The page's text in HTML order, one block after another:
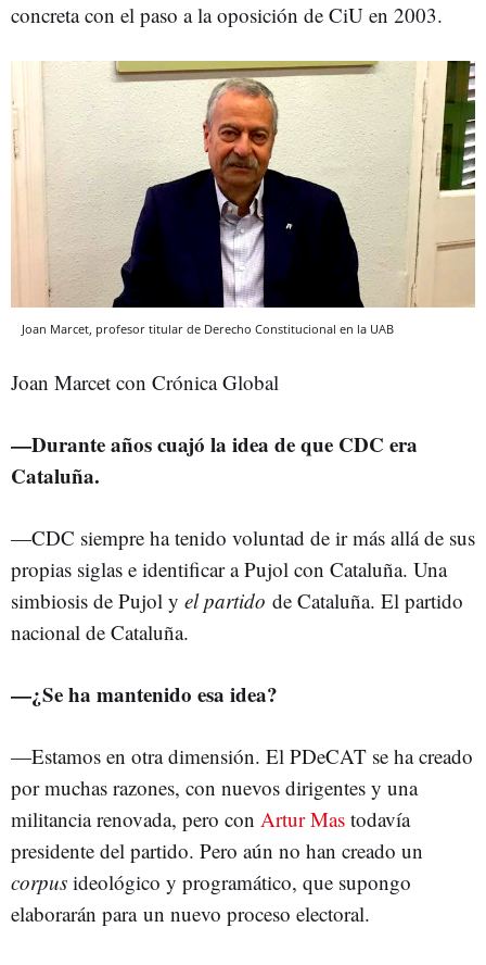
concreta con el paso a la oposición de CiU en 2003.
Joan Marcet, profesor titular de Derecho Constitucional en la UAB
Joan Marcet con Crónica Global
—Durante años cuajó la idea de que CDC era
Cataluña.
—CDC siempre ha tenido voluntad de ir más allá de sus
propias siglas e identificar a Pujol con Cataluña. Una
simbiosis de Pujol y el partido de Cataluña. El partido
nacional de Cataluña.
—¿Se ha mantenido esa idea?
—Estamos en otra dimensión. El PDeCAT se ha creado
por muchas razones, con nuevos dirigentes y una
militancia renovada, pero con Artur Mas todavía
presidente del partido. Pero aún no han creado un
corpus ideológico y programático, que supongo
elaborarán para un nuevo proceso electoral.